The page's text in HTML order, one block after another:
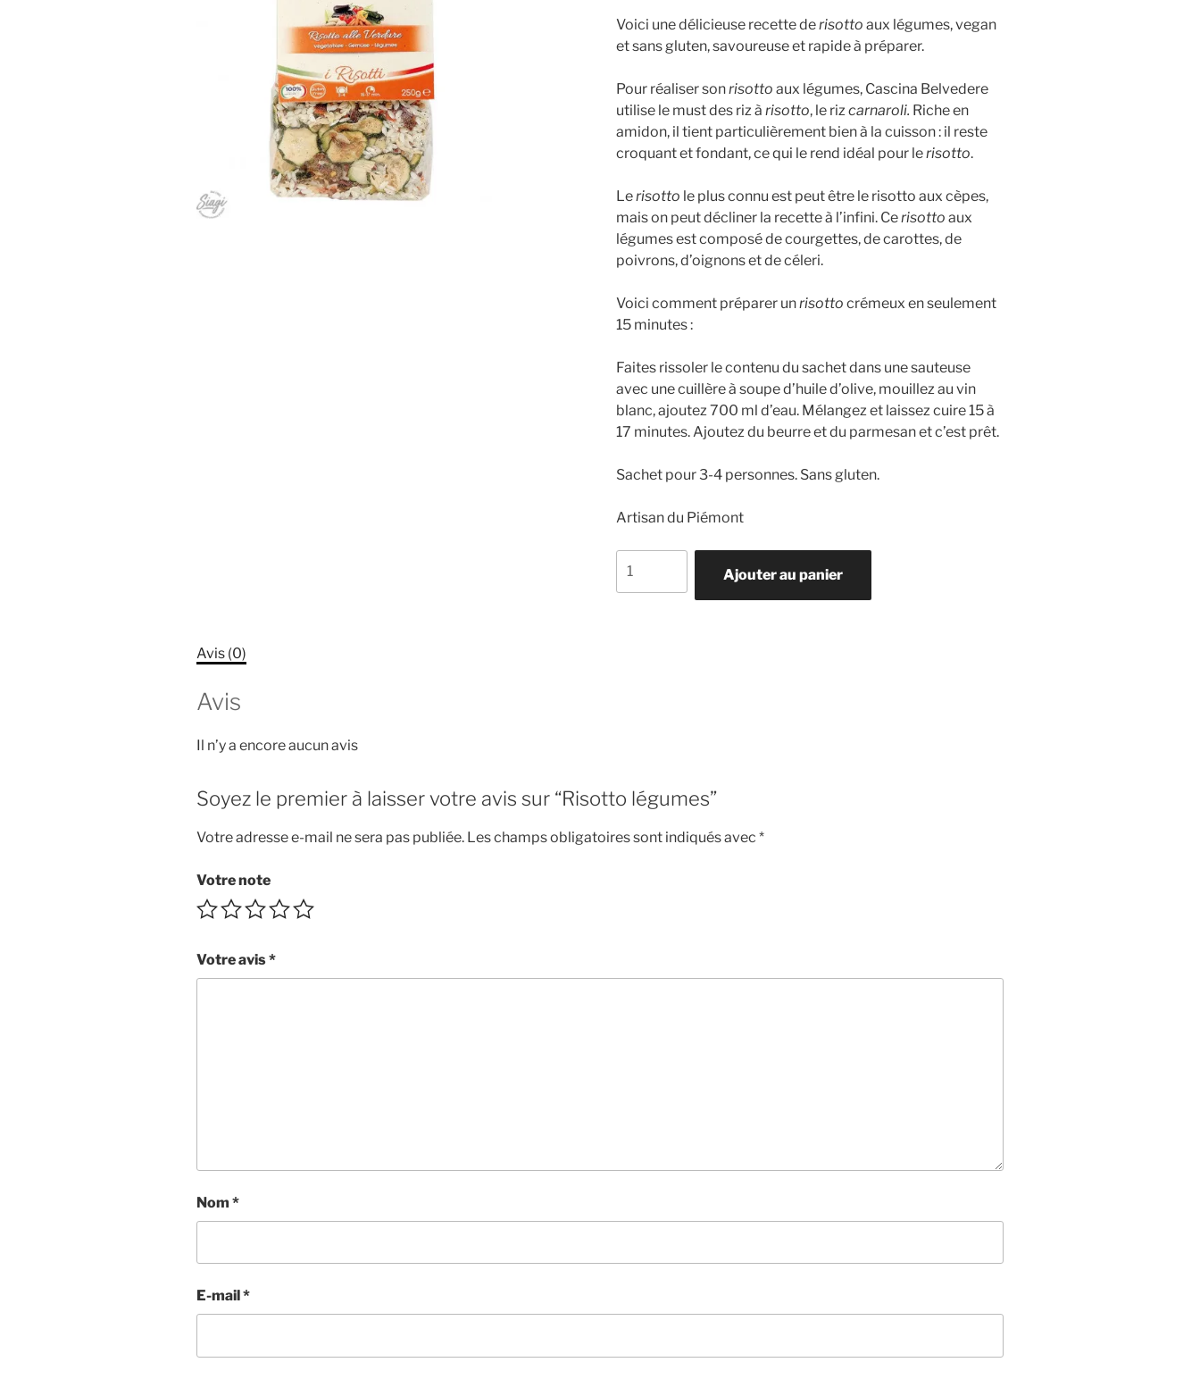
Voici une délicieuse recette derisotto aux légumes, vegan
et sans gluten, savoureuse et rapide à préparer.
Pour réaliser sonrisottoaux légumes, Cascina Belvedere
utilise le must des riz àrisotto, le rizcarnaroli. Riche en
amidon, il tient particulièrement bien à la cuisson : il reste
croquant et fondant, ce qui le rend idéal pour lerisotto.
Lerisotto le plus connu est peut être le risotto aux cèpes,
mais on peut décliner la recette à l’infini. Cerisotto aux
légumes est composé de courgettes, de carottes, de
poivrons, d’oignons et de céleri.
Voici comment préparer unrisotto crémeux en seulement
15 minutes :
Faites rissoler le contenu du sachet dans une sauteuse
avec une cuillère à soupe d’huile d’olive, mouillez au vin
blanc, ajoutez 700 ml d’eau. Mélangez et laissez cuire 15 à
17 minutes. Ajoutez du beurre et du parmesan et c’est prêt.
Sachet pour 3-4 personnes. Sans gluten.
Artisan du Piémont
de
Ajouter au panier
Avis (0)
Avis
Il n’y a encore aucun avis
Soyez le premier à laisser votre avis sur “Risotto légumes”
Votre adresse e-mail ne sera pas publiée. Les champs obligatoires sont indiqués avec *
Votre note
Votre avis*
Nom *
E-mail *